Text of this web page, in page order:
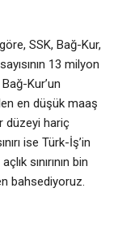
SSK, Bağ-Kur,
13 milyon
Kur’un
en düşük maaş
düzeyi hariç
ise Türk-İş’in
sınırının bin
bahsediyoruz.